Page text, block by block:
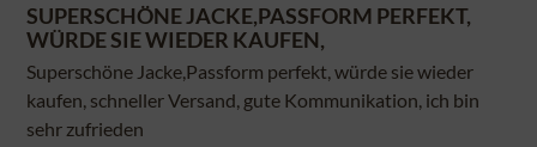
SUPERSCHÖNE JACKE,PASSFORM PERFEKT,
WÜRDE SIE WIEDER KAUFEN,
Superschöne Jacke,Passform perfekt, würde sie wieder
kaufen, schneller Versand, gute Kommunikation, ich bin
sehr zufrieden